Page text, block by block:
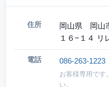
住所
岡山県 岡山
１６−１４ リ
電話 086-263-1223
お客様専用です
い。